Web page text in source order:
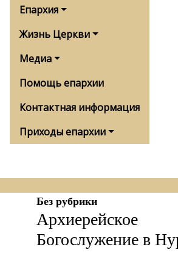
Епархия
Жизнь Церкви
Медиа
Помощь епархии
Контактная информация
Приходы епархии
Без рубрики
Архиерейское
Богослужение в